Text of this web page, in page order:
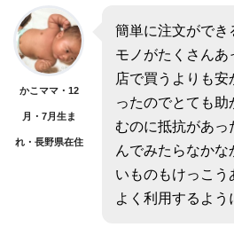
かこママ・12
月・7月生ま
れ・長野県在住
簡単に注文ができ
モノがたくさんあ
店で買うよりも
ったのでとても
むのに抵抗があっ
んでみたらなかな
いものもけっこう
よく利用するよう